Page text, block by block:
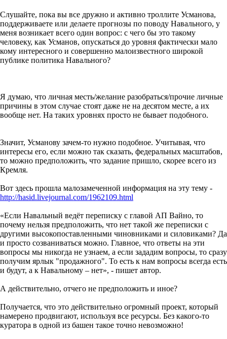
Слушайте, пока вы все дружно и активно троллите Усманова,
поддерживаете или делаете прогнозы по поводу Навального, у
меня возникает всего один вопрос: с чего бы это такому
человеку, как Усманов, опускаться до уровня фактически мало
кому интересного и совершенно малоизвестного широкой
публике политика Навального?
Я думаю, что личная месть/желание разобраться/прочие личные
причины в этом случае стоят даже не на десятом месте, а их
вообще нет. На таких уровнях просто не бывает подобного.
Значит, Усманову зачем-то нужно подобное. Учитывая, что
интересы его, если можно так сказать, федеральных масштабов,
то можно предположить, что задание пришло, скорее всего из
Кремля.
Вот здесь прошла малозамеченной информация на эту тему -
http://hasid.livejournal.com/1962109.html
«Если Навальный ведёт переписку с главой АП Вайно, то
почему нельзя предположить, что нет такой же переписки с
другими высокопоставленными чиновниками и силовиками? Да
и просто созваниваться можно. Главное, что ответы на эти
вопросы мы никогда не узнаем, а если зададим вопросы, то сразу
получим ярлык "продажного". То есть к нам вопросы всегда есть
и будут, а к Навальному – нет», - пишет автор.
А действительно, отчего не предположить и иное?
Получается, что это действительно огромный проект, который
намерено продвигают, используя все ресурсы. Без какого-то
куратора в одной из башен такое точно невозможно!